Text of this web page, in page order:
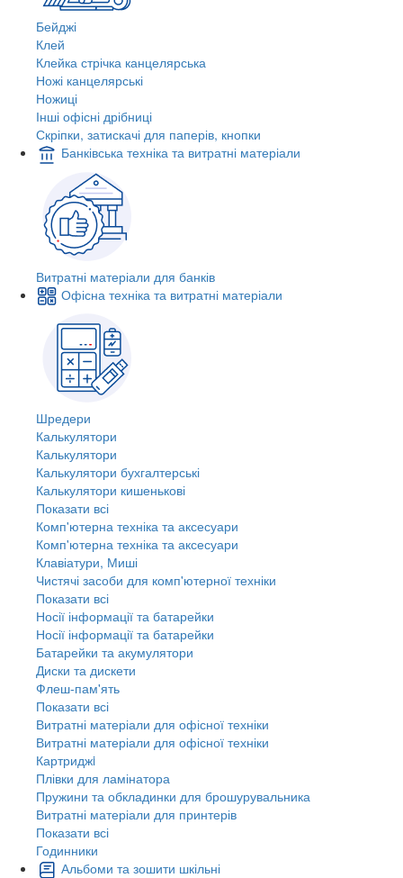
Бейджі
Клей
Клейка стрічка канцелярська
Ножі канцелярські
Ножиці
Інші офісні дрібниці
Скріпки, затискачі для паперів, кнопки
Банківська техніка та витратні матеріали
Витратні матеріали для банків
Офісна техніка та витратні матеріали
Шредери
Калькулятори
Калькулятори
Калькулятори бухгалтерські
Калькулятори кишенькові
Показати всі
Комп'ютерна техніка та аксесуари
Комп'ютерна техніка та аксесуари
Клавіатури, Миші
Чистячі засоби для комп'ютерної техніки
Показати всі
Носії інформації та батарейки
Носії інформації та батарейки
Батарейки та акумулятори
Диски та дискети
Флеш-пам'ять
Показати всі
Витратні матеріали для офісної техніки
Витратні матеріали для офісної техніки
Картриджi
Плівки для ламінатора
Пружини та обкладинки для брошурувальника
Витратні матеріали для принтерів
Показати всі
Годинники
Альбоми та зошити шкільні